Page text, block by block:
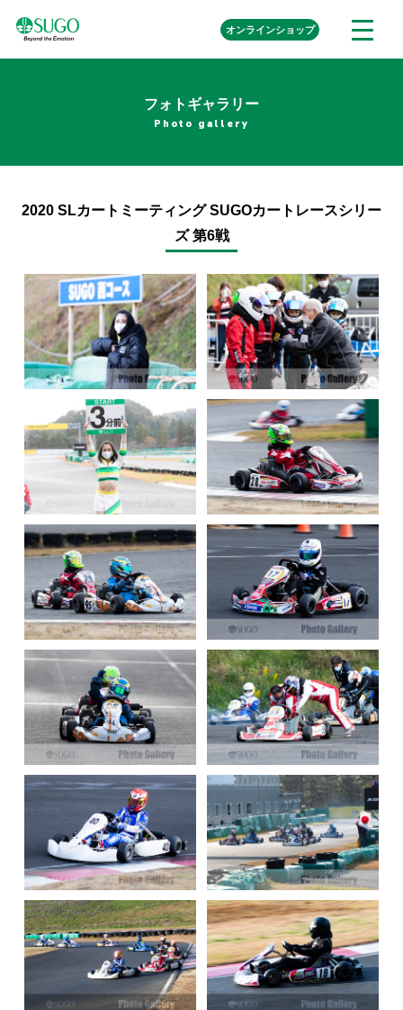
メ
オンラインショップ外
部
フォトギャラリー
Photo gallery
2020 SLカートミーティング SUGOカートレースシリー
ズ 第6戦